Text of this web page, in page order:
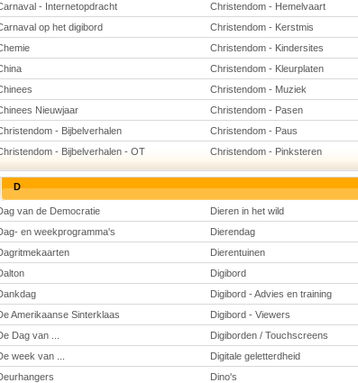
- Internetopdracht
Christendom - Hemelvaart
op het digibord
Christendom - Kerstmis
Christendom - Kindersites
Christendom - Kleurplaten
Christendom - Muziek
Nieuwjaar
Christendom - Pasen
- Bijbelverhalen
Christendom - Paus
- Bijbelverhalen - OT
Christendom - Pinksteren
D
van de Democratie Dieren in het wild
en weekprogramma's
Dierendag
Dierentuinen
Digibord
Digibord - Advies en training
Amerikaanse Sinterklaas
Digibord - Viewers
Dag van ...
Digiborden / Touchscreens
week van ...
Digitale geletterdheid
Dino's